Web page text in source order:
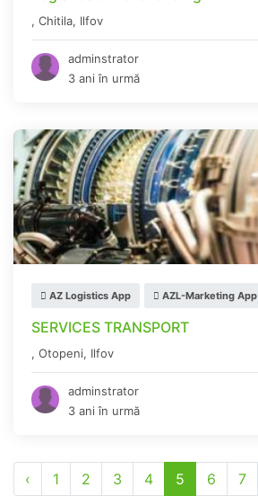
, Chitila, Ilfov
adminstrator
3 ani în urmă
AZ Logistics App AZL-Marketing App
SERVICES TRANSPORT
, Otopeni, Ilfov
adminstrator
3 ani în urmă
‹ 1 2 3 4 5 6 7